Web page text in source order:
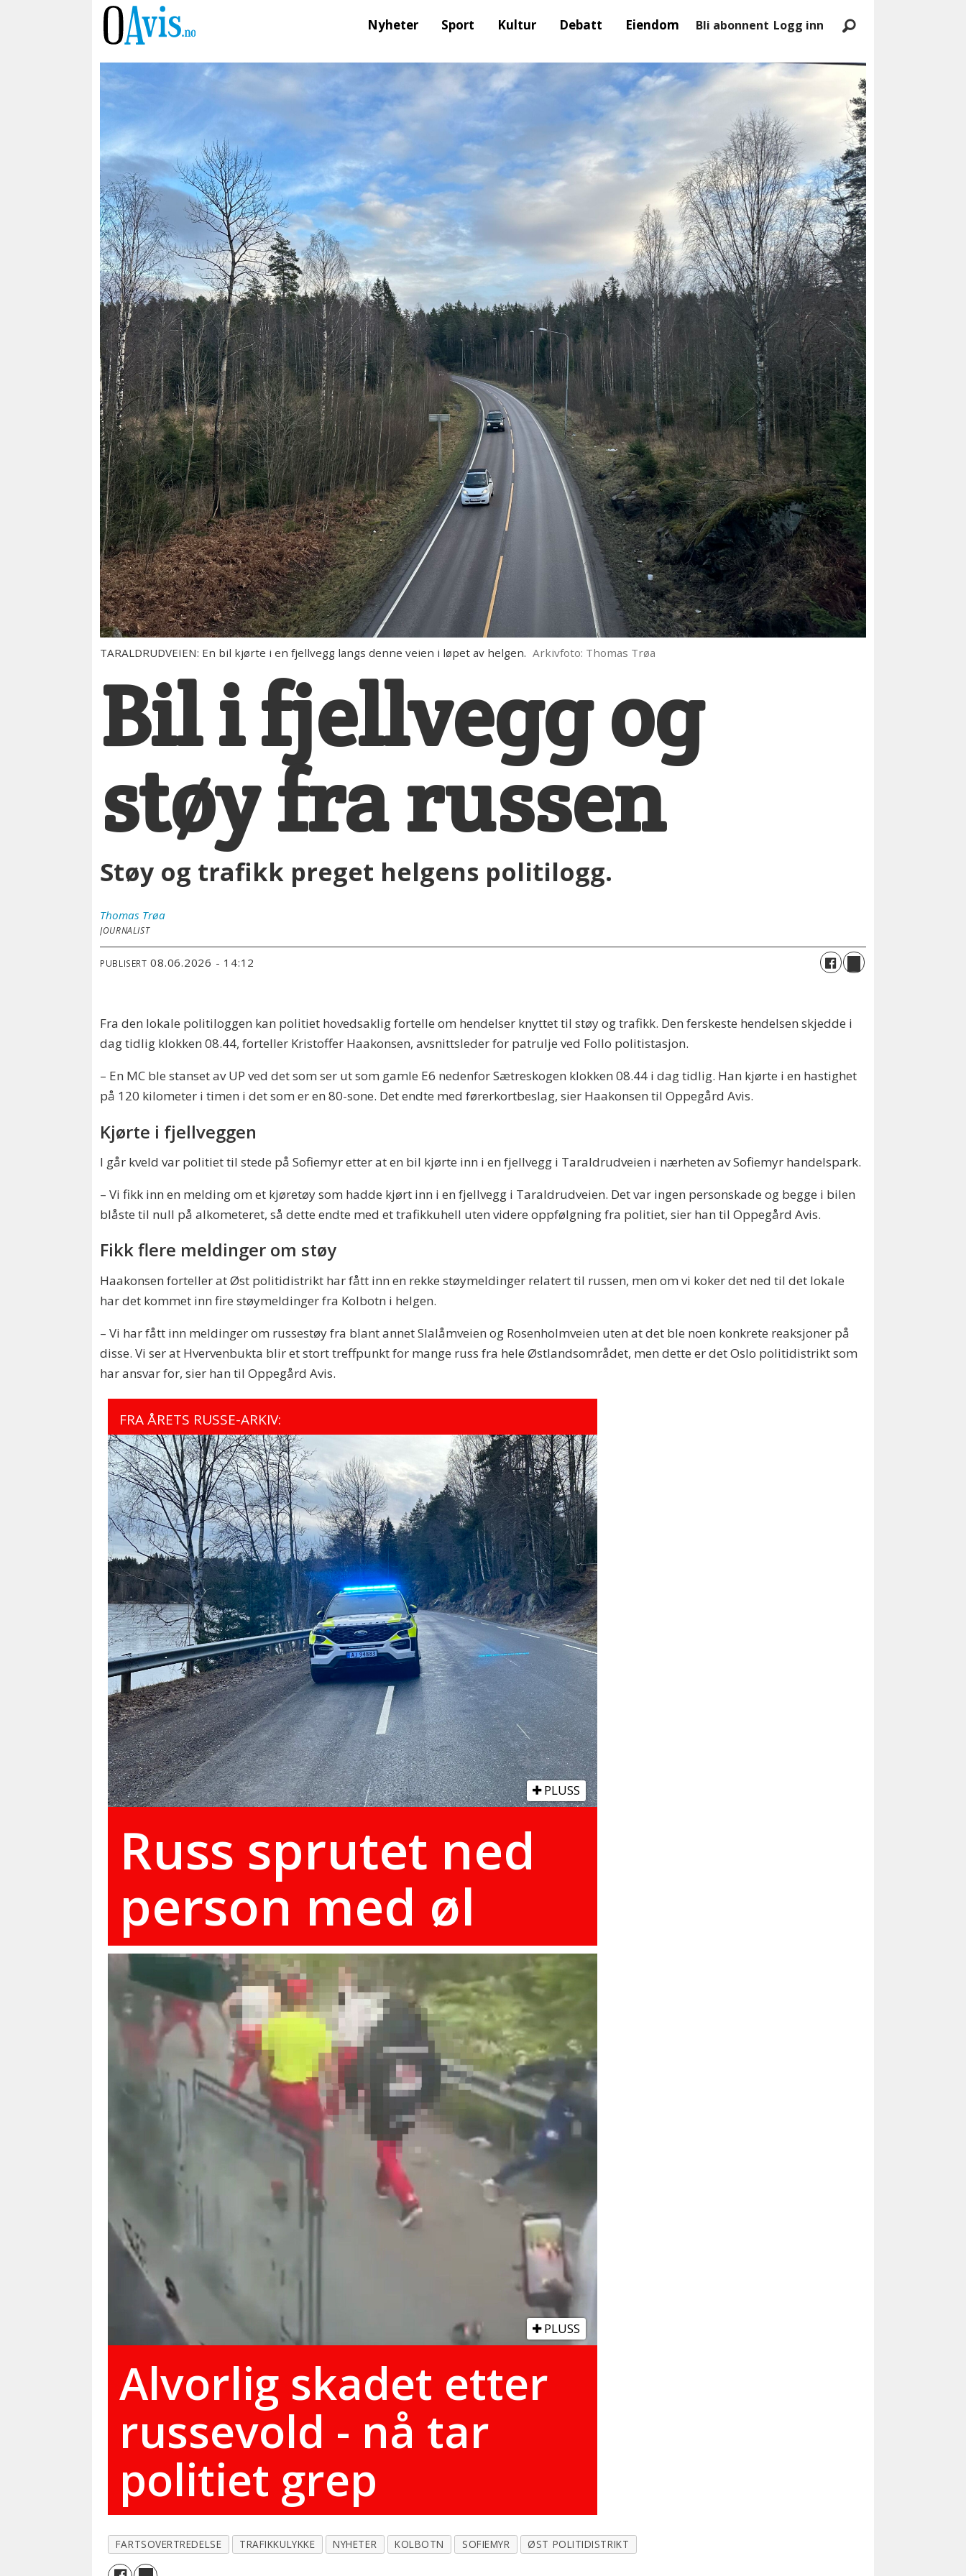
Nyheter Sport Kultur Debatt Eiendom Bli abonnent Logg inn
TARALDRUDVEIEN: En bil kjørte i en fjellvegg langs denne veien i løpet av helgen. Arkivfoto: Thomas Trøa
Bil i fjellvegg og
støy fra russen
Støy og trafikk preget helgens politilogg.
Thomas Trøa
JOURNALIST
PUBLISERT 08.06.2026 - 14:12
Fra den lokale politiloggen kan politiet hovedsaklig fortelle om hendelser knyttet til støy og trafikk. Den ferskeste hendelsen skjedde i
dag tidlig klokken 08.44, forteller Kristoffer Haakonsen, avsnittsleder for patrulje ved Follo politistasjon.
– En MC ble stanset av UP ved det som ser ut som gamle E6 nedenfor Sætreskogen klokken 08.44 i dag tidlig. Han kjørte i en hastighet
på 120 kilometer i timen i det som er en 80-sone. Det endte med førerkortbeslag, sier Haakonsen til Oppegård Avis.
Kjørte i fjellveggen
I går kveld var politiet til stede på Sofiemyr etter at en bil kjørte inn i en fjellvegg i Taraldrudveien i nærheten av Sofiemyr handelspark.
– Vi fikk inn en melding om et kjøretøy som hadde kjørt inn i en fjellvegg i Taraldrudveien. Det var ingen personskade og begge i bilen
blåste til null på alkometeret, så dette endte med et trafikkuhell uten videre oppfølgning fra politiet, sier han til Oppegård Avis.
Fikk flere meldinger om støy
Haakonsen forteller at Øst politidistrikt har fått inn en rekke støymeldinger relatert til russen, men om vi koker det ned til det lokale
har det kommet inn fire støymeldinger fra Kolbotn i helgen.
– Vi har fått inn meldinger om russestøy fra blant annet Slalåmveien og Rosenholmveien uten at det ble noen konkrete reaksjoner på
disse. Vi ser at Hvervenbukta blir et stort treffpunkt for mange russ fra hele Østlandsområdet, men dette er det Oslo politidistrikt som
har ansvar for, sier han til Oppegård Avis.
FRA ÅRETS RUSSE-ARKIV:
PLUSS
Russ sprutet ned
person med øl
PLUSS
Alvorlig skadet etter
russevold - nå tar
politiet grep
FARTSOVERTREDELSE TRAFIKKULYKKE NYHETER KOLBOTN SOFIEMYR ØST POLITIDISTRIKT